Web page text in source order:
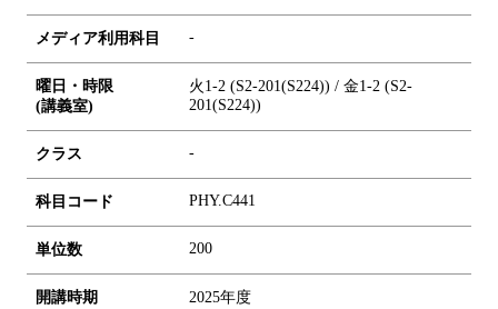
メディア利用科目 -
曜日・時限
(講義室)
火1-2 (S2-201(S224)) / 金1-2 (S2-
201(S224))
クラス -
科目コード PHY.C441
単位数 200
開講時期 2025年度